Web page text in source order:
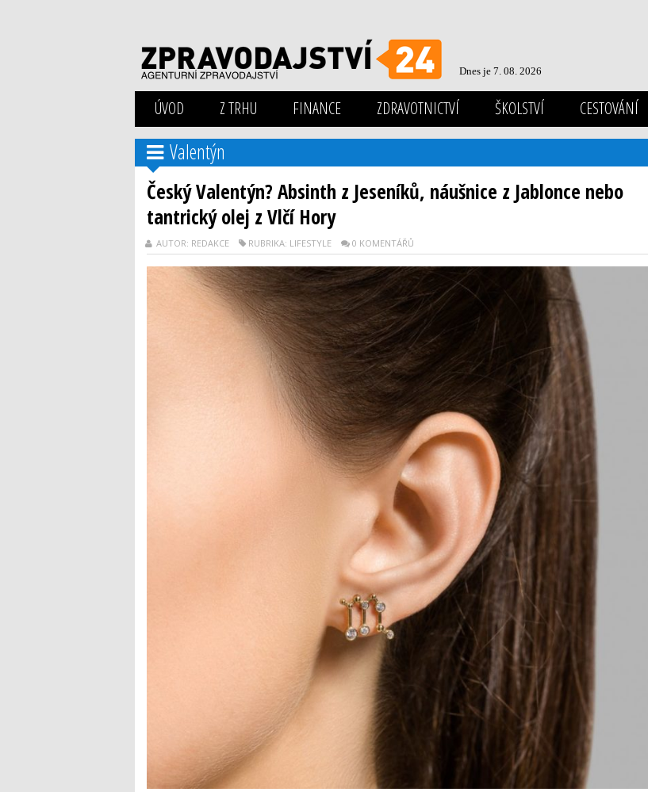
Dnes je 7. 08. 2026
ÚVOD Z TRHU FINANCE ZDRAVOTNICTVÍ ŠKOLSTVÍ CESTOVÁNÍ
Valentýn
Český Valentýn? Absinth z Jeseníků, náušnice z Jablonce nebo
tantrický olej z Vlčí Hory
AUTOR: REDAKCE RUBRIKA: LIFESTYLE 0 KOMENTÁŘŮ